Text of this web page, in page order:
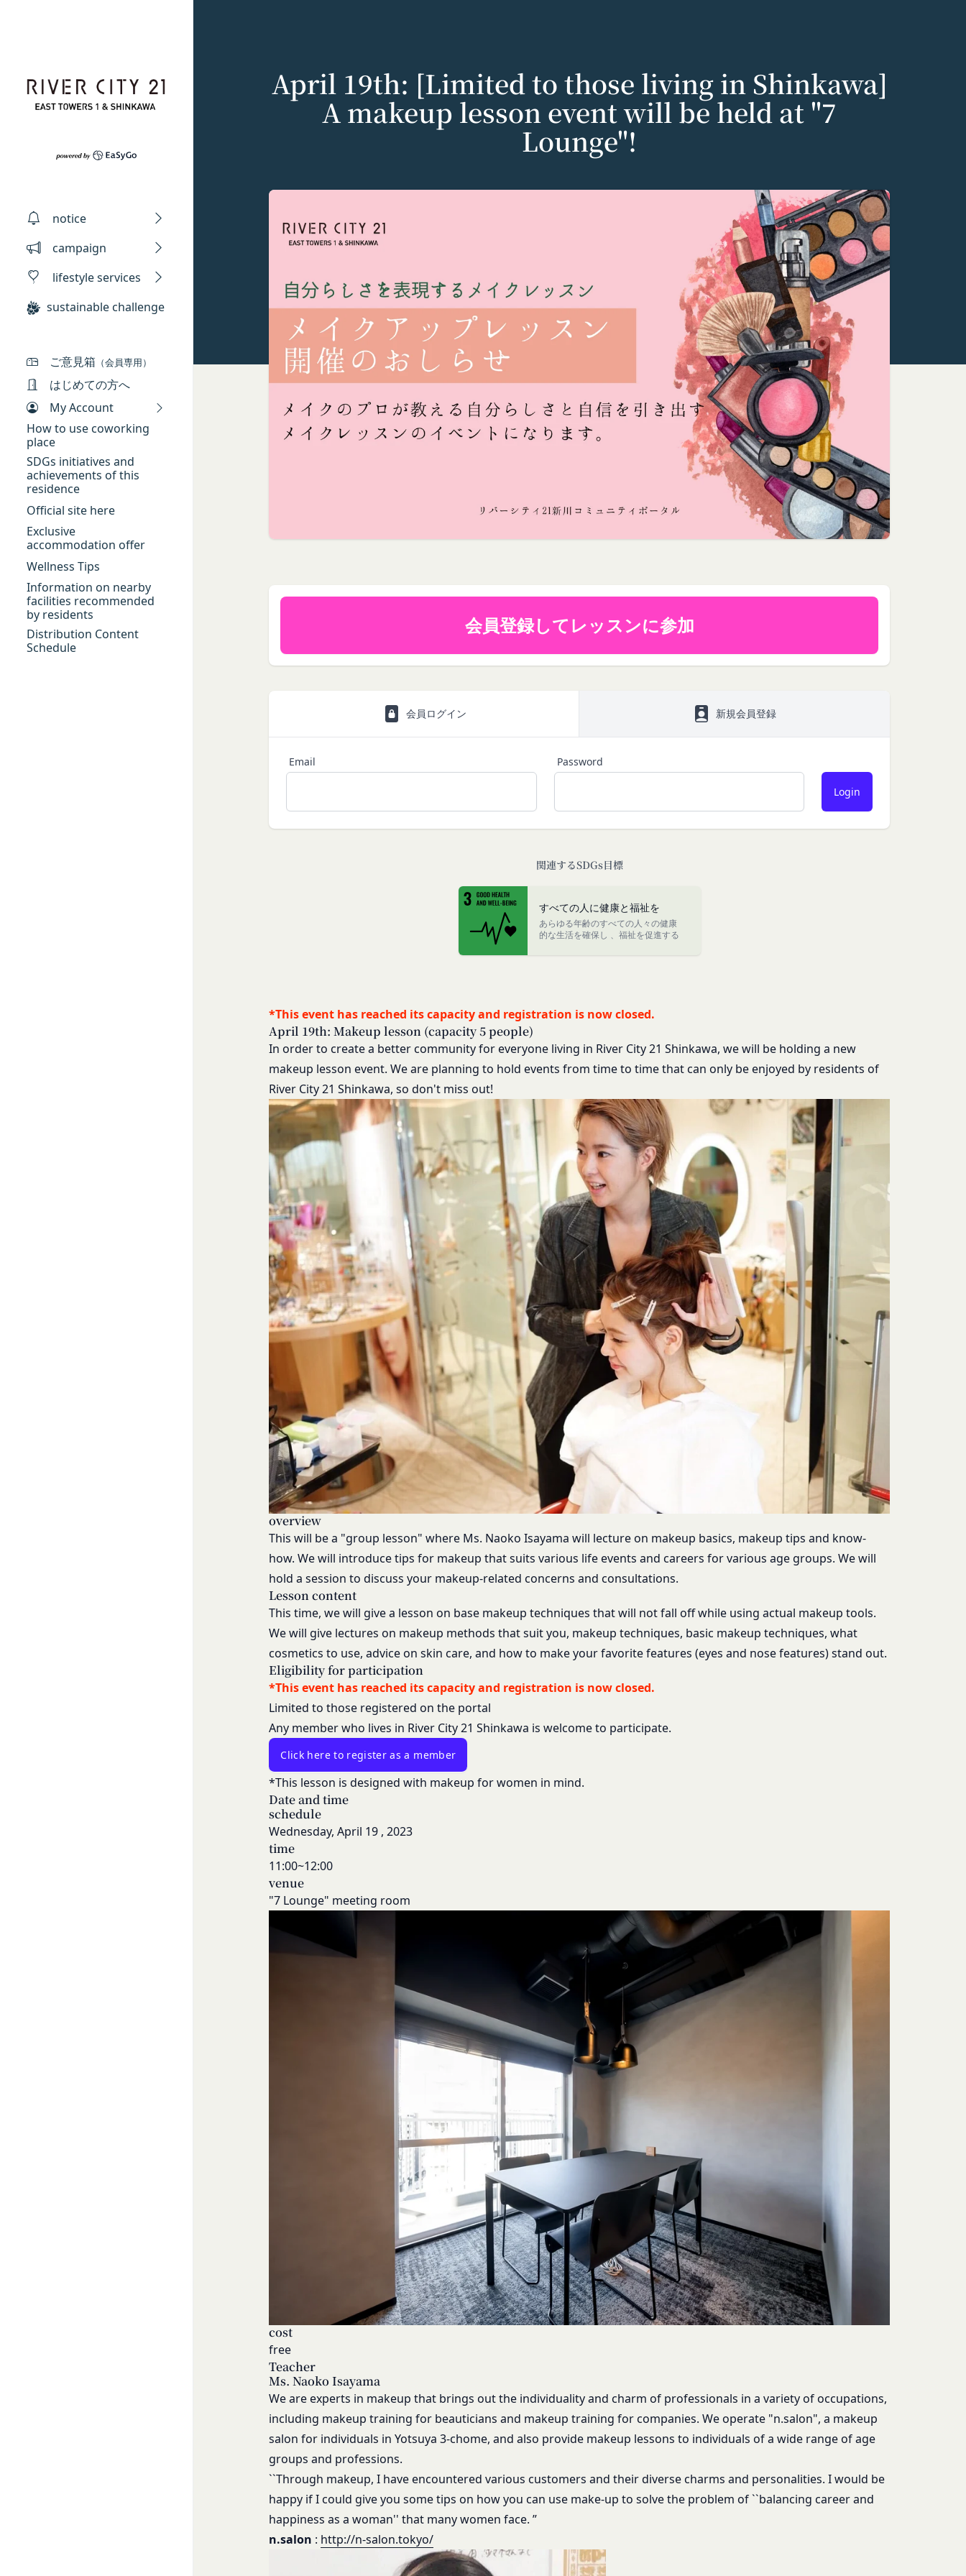
notice
campaign
lifestyle services
sustainable challenge
ご意見箱 （会員専用）
はじめての方へ
My Account
How to use coworking
place
SDGs initiatives and
achievements of this
residence
Official site here
Exclusive
accommodation offer
Wellness Tips
Information on nearby
facilities recommended
by residents
Distribution Content
Schedule
April 19th: [Limited to those living in Shinkawa]
A makeup lesson event will be held at "7
Lounge"!
会員登録してレッスンに参加
会員ログイン 新規会員登録
Email Password
関連するSDGs目標
すべての人に健康と福祉を
あらゆる年齢のすべての人々の健康
的な生活を確保し 、福祉を促進する
*This event has reached its capacity and registration is now closed.
April 19th: Makeup lesson (capacity 5 people)
In order to create a better community for everyone living in River City 21 Shinkawa, wewill be holding a new
makeup lesson event. We are planning to hold events from time to time that can only be enjoyed by residents of
River City 21 Shinkawa, so don't miss out!
overview
This will be a "group lesson" where Ms. Naoko Isayama will lecture on makeup basics, makeup tips and know-
how. We will introduce tips for makeup that suits various life events and careers for various age groups. We will
hold a session to discuss your makeup-related concerns and consultations.
Lesson content
This time, we will give a lesson on base makeup techniques that will not fall off while using actual makeup tools.
We will give lectures on makeup methods that suit you, makeup techniques, basic makeup techniques, what
cosmetics to use, advice on skin care, and how to make your favorite features (eyes and nose features) stand out.
Eligibility for participation
*This event has reached its capacity and registration is now closed.
Limited to those registered on the portal
Any member who lives in River City 21 Shinkawa is welcome to participate.
Click here to register as a member
*This lesson is designed with makeup for women in mind.
Date and time
schedule
Wednesday, April 19 ,2023
time
11:00~12:00
venue
"7 Lounge" meeting room
cost
free
Teacher
Ms. Naoko Isayama
We are experts in makeup that brings out the individuality and charm of professionals in a variety of occupations,
including makeup training for beauticians and makeup training for companies. We operate "n.salon", a makeup
salon for individuals in Yotsuya 3-chome, and also provide makeup lessons to individuals of a wide range of age
groups and professions.
``Through makeup, I have encountered various customers and their diverse charms and personalities. I would be
happy if I could give you some tips on how you can use make-up to solve the problem of ``balancing career and
happiness as a woman'' that many women face. ”
n.salon : http://n-salon.tokyo/
Privacy policy
株式会社GOYOH（以下「当社」といいます。）は、当社が運営する各サービスにおいて、個人情報の保護に関す
る法律、その他関連する法令等を遵守するとともに、以下の方針に沿ってお客様からお預かりした情報を取り扱
本文中の用語の定義は、個人情報保護法および関連法令によります。
当社が取得する情報および取得方法
お客様から直接取得する情報
当社は、お客様が当社のサービスの登録手続を行う場合、以下の情報（以下「お客様情報」といいます。）をご提
供いただく場合があります。
氏名、生年月日、性別、職業等プロフィールに関する情報
アカウントへのアクセス者の本人確認に必要なパスワード等のその他の情報
入力フォームその他当社が定める方法を通じてお客様が入力または送信する情報
当社が各サービスにおいて取得すると定めた情報
お客様が、端末または携帯端末上で当社のサービスを利用する場合、当社は、端末識別子およびIPアドレスを取得
する場合があります。また、当社は、お客様が端末に関連付けた名前、端末の種類、電話番号、国、およびユーザ
ー名、もしくはメールアドレスなど、お客様が提供することを選択したその他のあらゆる情報を取得する場合があ
できますが、無効にした場合には当社のサービスの一部が利用できなくなくなることがあります。
お客様が、当社のサービスを利用する際、直接当社に提供した情報および当社のサービスを提供している第三者サ
ービス提供者を通じて提供した情報を、当社は取得・保管することがあります。お客様のサービスご利用状況、他
の利用者との交流に関する情報も取得することがあります。
を認めた情報を取得することがあります。
で利用します。
Cookie（クッキー）について
す。これに類似の技術を含みます。)を使用することがあります。
クッキーは、ウェブサイトを利用されたときにご利用のパソコンや携帯端末に一時的にデータを保存させるもの
ンテンツ、参照順序等)や、年齢や性別、職業、居住地域、位置情報等個人が特定できない属性情報(それらの組み
合わせによっても個人が特定できないもの)を取得することがあります。
お客様がご自身に関する情報の取得を望まれない場合は、ブラウザや携帯端末の設定により、クッキーの受け取り
を拒否することも可能です。なお、クッキーの受け取りを拒否された場合、当社のサービスの一部がご利用できな
第三者への提供等
当社は、以下の場合、お客様情報を第三者と共有することがあります。（以下、当社がお客様情報を提供した相手
方を「提供先」といいます。）
お客様の同意を得た場合
当社は、お客様の同意を得た場合、お客様情報（個人情報の場合もあります。）を第三者である会社、組織、個人
に提供することがあります。
第三者サービス提供者との共有
支払処理、データ分析、メール送信、ホスティングサービス、カスタマーサービスなどを当社の代理で行うサービ
スを提供する第三者、または、当社のマーケティングのサポートを行う第三者に対して、お客様情報を提供するこ
とがあります。
外部サービスとの連携のための共有
当社は、Facebook、Googleアカウント、Twitterその他の外部サービスとの連携または外部サービスを利用した
認証にあたり、当該外部サービス運営会社にお客様情報を提供することがあります。
法律上の理由
お客様の居住国内外において、法律、規則、法的手段または公的もしくは政府機関からの要求により、当社がお客
様情報の全部または一部を開示することが必要になる場合があります。
当社は、国家安全保障、法の執行またはその他の交易の実現のために必要または適切であると判断した場合、お客
様情報の全部または一部を公開することがあります。
当社は、当社の利用規約の執行、当社の運営またはお客様の保護のために、開示が合理的に必要であると判断する
場合、お客様情報の全部または一部を開示することがあります。
売却または合併
組織再編、合併または譲渡に際し、当社が取得した個人情報の全部または一部を関係者に移転することがありま
委託先等の管理
当社は、業務を委託するため委託先にお客様情報を提供または開示する場合、当該委託先に対し、適切な取扱いお
よび保護を行わせ、第三者への開示・提供および当社の提供目的以外の目的での利用を行わないよう適切に管理お
よび監督します。
開示・訂正等
お客様がご自身の個人情報の内容を確認、訂正または利用停止を希望される場合には、個人情報保護法その他の法
令により当社が義務を負う範囲において、速やかに対応させていただきます。
なお、かかる場合には、本人確認をさせていただく場合があります。
お問い合わせ
開示等のご希望、ご意見、ご質問、苦情のお申し出その他個人情報の取り扱いに関するお問い合わせは、下記の窓
口までお願いいたします。
メールによるお問い合わせ
営業時間内に順次回答いたします。
お問い合わせ内容によっては回答にお時間をいただく場合や、ご返答できない場合がございます。あらかじめご了
承いただきますようお願い致します。
「@goyoh.jp」を含むメールアドレスから受信できるよう、あらかじめご設定ください。
メールによるお問い合わせについて、お客さまの個人情報保護のため、SSL通信を使用しております。お客さまが
お使いのブラウザがSSL通信非対応の場合には、このお問い合わせフォームは利用できませんので、その場合には
お電話でのお問い合わせをお願いいたします。
当社は、管理担当役員を利用者情報管理責任者とし、利用者情報の適正な管理及び継続的な改善を実施します。
当社は、以下の場合には、何らの責任を負いません。
お客様ご本人が本サービスの機能又は別の手段を用いて第三者に利用者情報を明らかにした場合
お客様が自ら本サービス上に入力した情報等により、個人を識別し得る状態に至った場合
当社は、利用者情報の取扱いに関する運用状況を適宜見直し、継続的な改善に努めるものとし、必要に応じて、本
ポリシーをお客様の事前の了承を得ることなく変更することがあります。変更後の本ポリシーについては、当社が
別途定める場合を除いて、当社ウェブサイトでの公示後、すぐに効力が発生するものとします。但し、法令上お客
様の同意が必要となるような内容の変更を行うときは、当社が定める方法により、お客様の同意を取得するものと
その他の注意事項
当社が提供するサービスは、当社が管理するサービス以外のサービスへのリンクを含む場合があり、これら外部サ
ービスにおける内容や利用者情報の保護については、当社は一切責任を負いません。
閉じる
Terms of service
株式会社GOYOHが運営するコミュニティポータルサイトサービス（以下「本サービス」といいます。）のご利用
本サービスをご利用される方は、ご登録される前に本規約を必ずお読みになり、本規約に同意いただく必要があり
第1条（定義）
本規約において、次の各号に掲げる用語の意義は、当該各号に定めるところによるものとします。
「本サービス」
当社が提供するコミュニティポータルサイト及び連携により利用できるすべてのサービスをいいます。
本利用規約に基づき、契約者が本サービスの利用を認めた特定の法人、団体、個人の第三者をいいます。なお、利
本規約の内容の全てを承認いただいた上、本サービス所定の手続きに従い会員登録を申請し、当社がこれを承認し
本サービスの利用を希望する法人、団体、個人をいいます。
を求めた情報及びこれらの情報について利用者自身が追加、変更を行った場合の当該情報をいいます。
「アカウント」
各会員が保有する、本サービスの利用に関する権利の総体をいいます。
登録情報と組み合わせて、会員とその他の者とを識別するために用いられる符号をいいます。
当社との間で締結する契約に基づき、本サービスと提携するサービス（以下「提携サービス」といいます。）を提
供し、又はその運営を行う者をいいます。
第2条（総則・適用範囲）
び当社と会員との権利義務関係を定めるものです。
当社が、当社ウェブサイト上に本サービスに関する個別規定や追加規定を掲載する場合、又は第11条に定める方
加規定又はルール等が本規約と抵触する場合には、当該個別規定、追加規定又はルール等が優先されるものとしま
当社は、本規約を変更する必要が生じた場合には、会員の明示の承諾を得ることなく、本規約を変更することがで
前項による本規約の変更をするときは、その効力発生日を定め、かつ、本規約を変更する旨及び変更後の本規約の
内容並びにその効力発生日を、会員に対し、本規約変更の効力発生日前に、第11条に定める方法により通知する
当社が提供する本サービス以外のサービス又は提携パートナーが提供するサービスについては、各サービスに定め
られる利用規約等に従ってご利用ください。
本契約において使用される以下の各用語は各々以下に定める意味を有します。
第3条（提供されるサービス）
当社が提供する本サービスは、次の各号に掲げるサービスとします。
コミュニティポータルサイトが提供する情報サービス
前各号に付随する各種サービス
当社は、前項各号に定めるサービスの内容を変更することができるものとします。
第4条（会員登録）
会員登録手続きは、本サービスの会員登録ページから当社の指定する方法に従い、会員登録を希望する本人が行う
ものとします。当社に対して会員登録の申し込みが行われた場合には、登録手続きにおいて氏名等を入力された本
人が当該申し込みを行ったものとみなします。
当社は、会員登録を申請した者が以下の各号のいずれかの事由に該当する場合は、登録を拒否することがありま
当社に提供された登録情報の全部又は一部につき虚偽、誤記又は記載漏れがあった場合
当該登録希望者が、本サービス又は当社が提供するその他のサービスの利用に際して、過去にアカウント削除
等の利用停止措置を受けたことがあり、又は現在受けている場合
未成年者、成年被後見人、被保佐人又は被補助人のいずれかであって、法定代理人、後見人､保佐人又は補助人
の同意等を得ていなかった場合
会員登録の申請に虚偽の事項が含まれている場合
過去に当社との契約に違反した者またはその関係者であると当社が判断した場合
反社会的勢力等（暴力団、暴力団員、右翼団体、反社会的勢力、その他これに準ずるものを意味します。以下
同じ。）であるまたは資金提供その他を通じて反社会的勢力等の維持、運営もしくは経営に協力もしくは関与
する等反社会的勢力等との何らかの交流もしくは関係を行っていると当社が判断した場合
その他会員登録が適当でないと当社が判断した場合
第5条（登録内容の変更）
会員は、登録情報の内容の全部または一部に関して変更が生じた場合、直ちに当社所定の方法により登録内容を変
更する手続きを行うものとします。
会員が前項に定める変更手続きを行わなかった場合には、既に登録済みの情報に基づく処理を適正・有効なものと
することをあらかじめ承諾します。
会員が本条第１項に定める変更手続きを行わなかったことにより生じた損害について、当社は一切責任を負いませ
第6条（IDおよびパスワードの管理）
会員は、会員登録等の際に会員本人が設定し、承認・登録されたお客様IDおよびパスワードの利用、管理につい
て一切の責任を負うものとします。
会員は、お客様IDおよびパスワードの第三者への譲渡、承継、名義変更、貸与、開示又は漏洩してはならないも
のとします。
会員のお客様IDおよびパスワードの使用上の過失または第三者による不正使用等に起因する損害について、当社
は一切責任を負わないものとします。 会員のお客様IDおよびパスワードの失念に起因する損害について、当社は
一切の責任を負わないものとします。
当社は、当社所定の方法により会員のお客様IDおよびパスワードの一致を確認した場合、当該お客様IDおよびパ
スワードに基づく会員が、本サービスを利用したものとみなし、その場合の責任は全て当該会員に帰属するものと
第7条（会員の退会）
会員は、当社所定の退会手続の完了により、会員登録を抹消することができます。
第8条（禁止事項）
会員は、本サービスの利用に際して、以下の各号のいずれかに該当する行為または該当するおそれのある行為を行
ってはならないものとします。
本規約および法令に違反する行為、犯罪に結びつく行為または公序良俗に反する行為
会員登録または登録内容の変更の際に虚偽の会員情報を入力する行為
本サービスの運営を妨害するおそれのある行為または本サービスに支障を生じさせるおそれのある行為
当社または第三者の財産権、プライバシー権、著作権等の知的財産権、その他の権利または利益を侵害する行
当社または第三者を誹謗、中傷する行為
当社もしくは第三者に対して、迷惑、不利益または損害を与える行為
お客様IDおよびパスワードを不正に使用する行為
同業者の再販など、営利目的で商品等を購入する行為
その他、当社が不適切と判断する行為
会員の行為が本規約に違反すると当社が判断した場合、当社は、通知または催告をすることなく、当該会員の登録
の抹消、当社が提供する一切のサービスの利用禁止、停止、本サービス上に公開した提供物（本規約第10条3項で
定義します。）の削除その他の必要な措置を講じることができるものとします。
当社が前項に定める措置を講じた場合において、当社は、会員に対し、当該措置を講じた理由を開示する義務及び
当該措置により会員に生じた損害を賠償する義務並びにその他一切の義務を負わないものとします。
第9条（当社が提供するコンテンツに関する知的財産権等）
本サービスを通じて会員に提供する文章、イラスト、デザイン、写真、画像、ロゴ、アイコン、映像、プログラム
等（以下「コンテンツ」といいます。）の著作権、商標権およびその他の知的財産権は全て当社または当社にコン
テンツの使用を許諾する者に帰属するものであり、会員はこれらの権利を侵害する行為を行わないものとします。
目的の如何を問わず、本サービスのコンテンツその他掲載内容の全部または一部を権利者の許可なく使用（複製、
改変、転用、転送、配布、掲示、販売、出版など）する行為は固く禁止します。
会員は、前2項の規定に違反して第三者との間で問題が生じた場合、自己の責任と費用においてかかる問題を解決
するとともに当社に何等の損害、損失または不利益等を与えないものとします。
第10条（会員が提供する提供物に関する知的財産権等）
当社所定の方法により会員が提供する商品レビュー、画像データその他一切の提供物（以下、これらをまとめて
「提供物」といいます。）に関する知的財産権等の権利は、従前どおり会員が保持するものとし、当社がかかる権
利を取得することはありません。
前項にかかわらず、会員は当社に対し、提供物に関し、無償、地域無限定、非独占的、サブライセンス可能かつ譲
渡可能な使用、複製、配布、派生著作物の作成、表示および実行（以下「使用等」といいます。）に関する権利を
付与するものとします。
会員は、提供物について、自らが使用等についての適法な権利を有していることおよび提供物が第三者の権利を侵
害していないことについて保証するものとします。
会員は、当社および当社から提供物の権利を承継しまたは使用許諾を受けた第三者に対して、著作者人格権を行使
しないことをあらかじめ承諾するものとします。
第11条（通知・連絡）
当社は、本サービスの利用に関して、書面の送付、電子メールの送信、当社ウェブサイト上における掲示その他当
社が適当と認める方法により会員に通知を行うことができるものとし、会員はこれに同意するものとします。
当社は、前項に定める通知を書面の送付、電子メールの送信によって行う場合、会員が申込時（変更手続きを行っ
た場合は、当該変更時とします。）に届け出た連絡先に対して通知を行えば足りるものとし、当該通知は通常到達
すべき時に会員に到達したものとみなします。
当社は、本条第１項の通知を当社ウェブサイト上における掲示の方法によって行う場合、当該通知が当社ウェブサ
Amazonギフト券
Amazon.co.jpで使えるデジタル商品券です。
ギフト券を適用する方法:
メールに記載されたギフト券番号をご用意ください。
ギフト券を適用する に移動します。
ギフト券番号を入力し、ここに適用 を選択します。
Amazonギフト券の利用方法に関しましては、Amazon のカスタマーサポート(0120-999-373 / 24時間対応) までお問い合わせく
閉じる